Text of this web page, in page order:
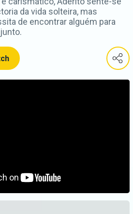
da vida solteira, mas
de encontrar alguém para